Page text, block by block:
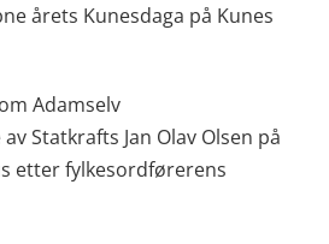
årets Kunesdaga på Kunes
Adamselv
Statkrafts Jan Olav Olsen på
etter fylkesordførerens